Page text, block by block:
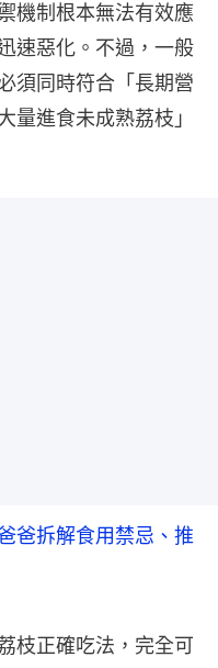
機制根本無法有效應
速惡化。不過，一般
須同時符合「長期營
量進食未成熟荔枝」
爸拆解食用禁忌、推
枝正確吃法，完全可